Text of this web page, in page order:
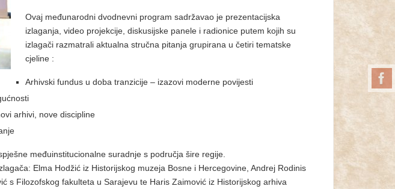
Ovaj međunarodni dvodnevni program sadržavao je prezentacijska
izlaganja, video projekcije, diskusijske panele i radionice putem kojih su
izlagači razmatrali aktualna stručna pitanja grupirana u četiri tematske
cjeline :
Arhivski fundus u doba tranzicije – izazovi moderne povijesti
arhivi, nove discipline
međuinstitucionalne suradnje s područja šire regije.
Elma Hodžić iz Historijskog muzeja Bosne i Hercegovine, Andrej Rodinis
s Filozofskog fakulteta u Sarajevu te Haris Zaimović iz Historijskog arhiva